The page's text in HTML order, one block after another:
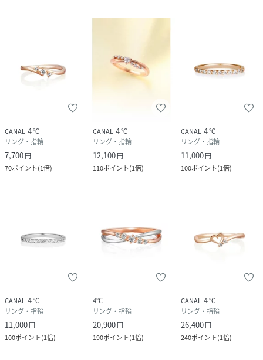
CANAL ４℃
リング・指輪
7,700円
70ポイント(1倍)
CANAL ４℃
リング・指輪
12,100円
110ポイント(1倍)
CANAL ４℃
リング・指輪
11,000円
100ポイント(1倍)
CANAL ４℃
リング・指輪
11,000円
100ポイント(1倍)
4℃
リング・指輪
20,900円
190ポイント(1倍)
CANAL ４℃
リング・指輪
26,400円
240ポイント(1倍)